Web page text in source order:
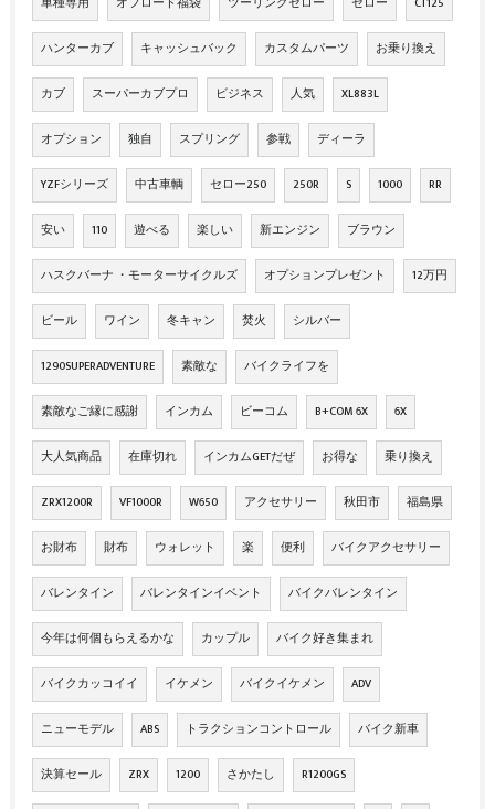
ハンターカブ キャッシュバック カスタムパーツ お乗り換え
カブ スーパーカブプロ ビジネス 人気 XL883L
オプション 独自 スプリング 参戦 ディーラ
YZFシリーズ 中古車輌 セロー250 250R S 1000 RR
安い 110 遊べる 楽しい 新エンジン ブラウン
ハスクバーナ ・モーターサイクルズ オプションプレゼント 12万円
ビール ワイン 冬キャン 焚火 シルバー
1290SUPERADVENTURE 素敵な バイクライフを
素敵なご縁に感謝 インカム ビーコム B+COM 6X 6X
大人気商品 在庫切れ インカムGETだぜ お得な 乗り換え
ZRX1200R VF1000R W650 アクセサリー 秋田市 福島県
お財布 財布 ウォレット 楽 便利 バイクアクセサリー
バレンタイン バレンタインイベント バイクバレンタイン
今年は何個もらえるかな カップル バイク好き集まれ
バイクカッコイイ イケメン バイクイケメン ADV
ニューモデル ABS トラクションコントロール バイク新車
決算セール ZRX 1200 さかたし R1200GS